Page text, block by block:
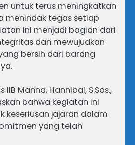
untuk terus meningkatkan
menindak tegas setiap
ini menjadi bagian dari
dan mewujudkan
bersih dari barang
IIB Manna, Hannibal, S.Sos.,
bahwa kegiatan ini
keseriusan jajaran dalam
yang telah